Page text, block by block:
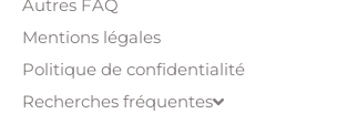
Autres FAQ
Mentions légales
Politique de confidentialité
Recherches fréquentes